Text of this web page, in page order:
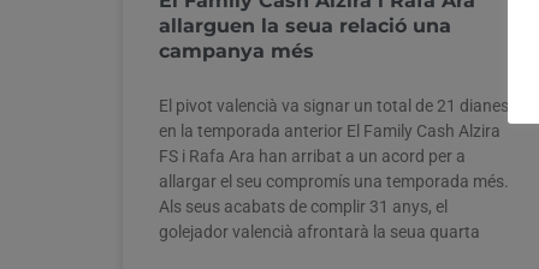
allarguen la seua relació una
campanya més
El pivot valencià va signar un total de 21 dianes
en la temporada anterior El Family Cash Alzira
FS i Rafa Ara han arribat a un acord per a
allargar el seu compromís una temporada més.
Als seus acabats de complir 31 anys, el
golejador valencià afrontarà la seua quarta